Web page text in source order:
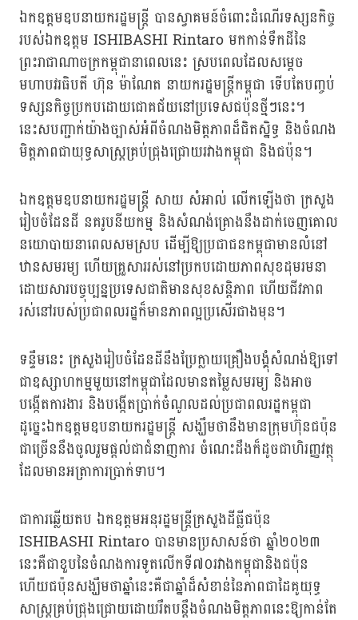
ឯកឧត្តមឧបនាយករដ្ឋមន្ត្រី បានស្វាគមន៍ចំពោះដំណើរទស្សនកិច្ច
របស់ឯកឧត្តម ISHIBASHI Rintaro មកកាន់ទឹកដីនៃ
ព្រះរាជាណាចក្រកម្ពុជានាពេលនេះ ស្របពេលដែលសម្ដេច
មហាបវរធិបតី ហ៊ុន ម៉ាណែត នាយករដ្ឋមន្ត្រីកម្ពុជា ទើបតែបញ្ចប់
ទស្សនកិច្ចប្រកបដោយជោគជ័យនៅប្រទេសជប៉ុនថ្មីៗនេះ។
នេះសបញ្ជាក់យ៉ាងច្បាស់អំពីចំណងមិត្តភាពដ៏ជិតស្និទ្ធ និងចំណង
មិត្តភាពជាយុទ្ធសាស្ត្រគ្រប់ជ្រុងជ្រោយរវាងកម្ពុជា និងជប៉ុន។
ឯកឧត្តមឧបនាយករដ្ឋមន្ត្រី សាយ សំអាល់ លើកឡើងថា ក្រសួង
រៀបចំដែនដី នគរូបនីយកម្ម និងសំណង់គ្រោងនឹងដាក់ចេញគោល
នយោបាយនាពេលសមស្រប ដើម្បីឱ្យប្រជាជនកម្ពុជាមានលំនៅ
ឋានសមរម្យ ហើយគ្រួសាររស់នៅប្រកបដោយភាពសុខដុមរមនា
ដោយសារបច្ចុប្បន្នប្រទេសជាតិមានសុខសន្តិភាព ហើយជីវភាព
រស់នៅរបស់ប្រជាពលរដ្ឋក៏មានភាពល្អប្រសើរជាងមុន។
ទន្ទឹមនេះ ក្រសួងរៀបចំដែនដីនឹងប្រែក្លាយគ្រឿងបង្គុំសំណង់ឱ្យទៅ
ជាឧស្សាហកម្មមួយនៅកម្ពុជាដែលមានតម្លៃសមរម្យ និងអាច
បង្កើតការងារ និងបង្កើតប្រាក់ចំណូលដល់ប្រជាពលរដ្ឋកម្ពុជា
ដូច្នេះឯកឧត្តមឧបនាយករដ្ឋមន្ត្រី សង្ឃឹមថានឹងមានក្រុមហ៊ុនជប៉ុន
ជាច្រើននឹងចូលរួមផ្ដល់ជាជំនាញការ ចំណេះដឹងក៏ដូចជាហិរញ្ញវត្ថុ
ដែលមានអត្រាការប្រាក់ទាប។
ជាការឆ្លើយតប ឯកឧត្តមអនុរដ្ឋមន្ត្រីក្រសួងដីធ្លីជប៉ុន
ISHIBASHI Rintaro បានមានប្រសាសន៍ថា ឆ្នាំ២០២៣
នេះគឺជាខួបនៃចំណងការទូតលើកទី៧០រវាងកម្ពុជានិងជប៉ុន
ហើយជប៉ុនសង្ឃឹមថាឆ្នាំនេះគឺជាឆ្នាំដ៏សំខាន់នៃភាពជាដៃគូយុទ្ធ
សាស្ត្រគ្រប់ជ្រុងជ្រោយដោយរឹតបន្តឹងចំណងមិត្តភាពនេះឱ្យកាន់តែ